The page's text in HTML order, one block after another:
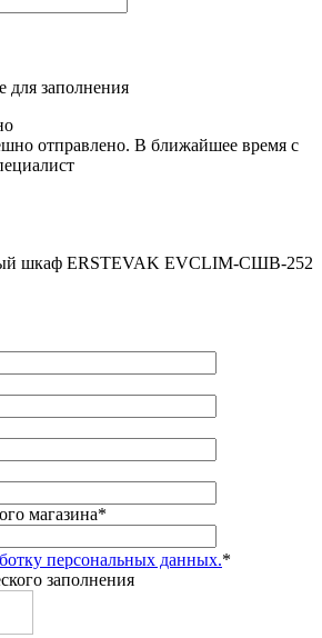
для заполнения
отправлено. В ближайшее время с
шкаф ERSTEVAK EVCLIM-СШВ-252
магазина*
персональных данных.*
заполнения